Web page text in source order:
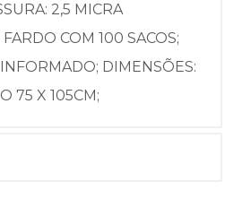
2,5 MICRA
COM 100 SACOS;
DIMENSÕES:
75 X 105CM;